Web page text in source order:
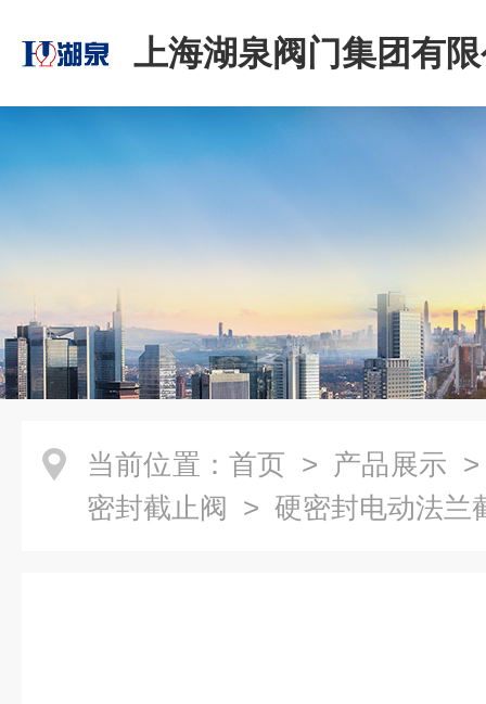
上海湖泉阀门集团有
当前位置： 首页 > 产品展示
密封截止阀 > 硬密封电动法兰